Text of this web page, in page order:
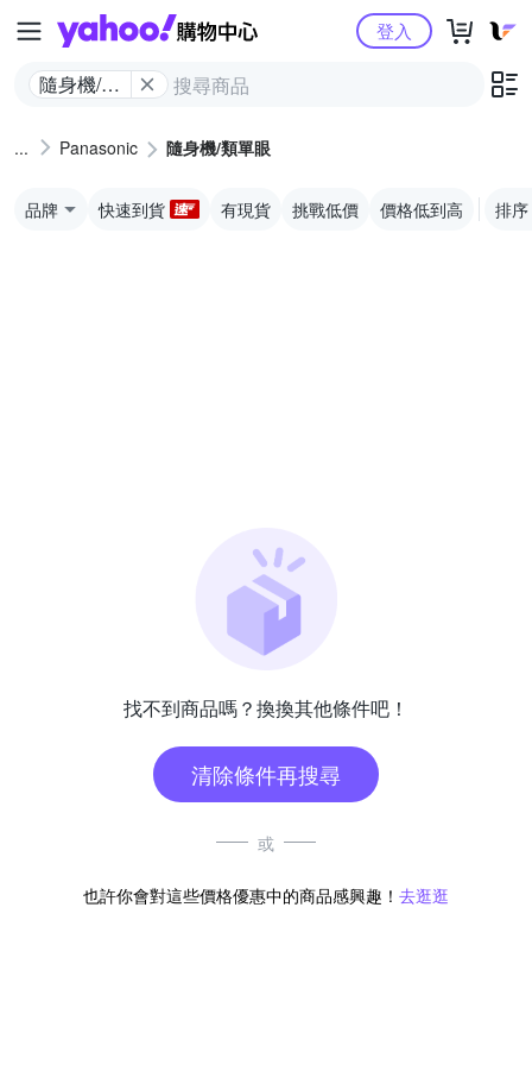
Yahoo購物中心
隨身機/類
登入
Panasonic 隨身機/類單眼
品牌 快速到貨 有現貨 挑戰低價 價格低到高 排序
找不到商品嗎？換換其他條件吧！
清除條件再搜尋
或
也許你會對這些價格優惠中的商品感興趣！ 去逛逛